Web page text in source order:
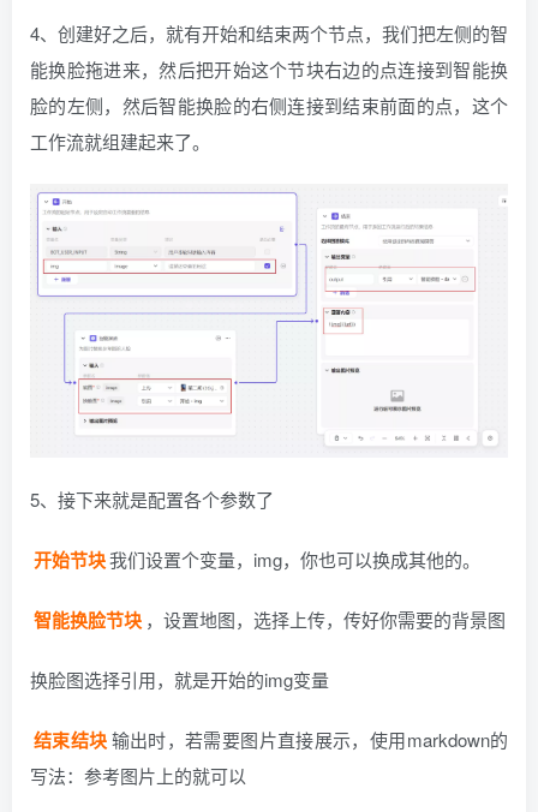
4、创建好之后，就有开始和结束两个节点，我们把左侧的智
能换脸拖进来，然后把开始这个节块右边的点连接到智能换
脸的左侧，然后智能换脸的右侧连接到结束前面的点，这个
工作流就组建起来了。
5、接下来就是配置各个参数了
开始节块我们设置个变量，img，你也可以换成其他的。
智能换脸节块 ，设置地图，选择上传，传好你需要的背景图
换脸图选择引用，就是开始的img变量
结束结块输出时，若需要图片直接展示，使用markdown的
写法：参考图片上的就可以